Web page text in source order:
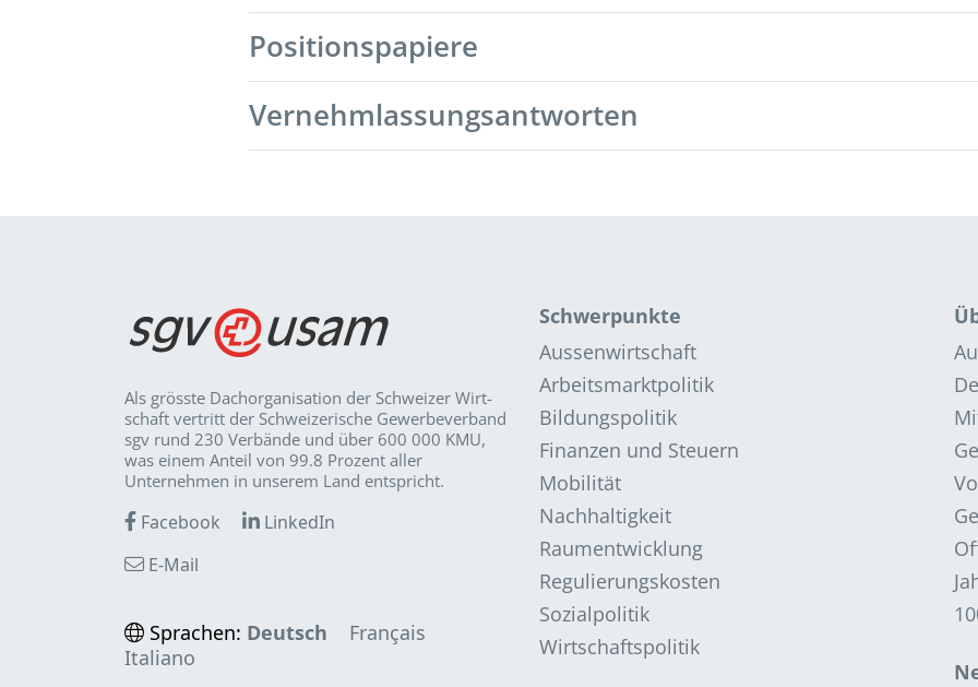
Positionspapiere
Vernehmlassungsantworten
Als grösste Dachorganisation der Schweizer Wirt­
schaft vertritt der Schweizerische Gewerbeverband
sgv rund 230 Verbände und über 600 000 KMU,
was einem Anteil von 99.8 Prozent aller
Unternehmen in unserem Land entspricht.
Facebook
LinkedIn
E-Mail
Sprachen: Deutsch
Français
Italiano
Schwerpunkte
Aussenwirtschaft
Arbeitsmarktpolitik
Bildungspolitik
Finanzen und Steuern
Mobilität
Nachhaltigkeit
Raumentwicklung
Regulierungskosten
Sozialpolitik
Wirtschaftspolitik